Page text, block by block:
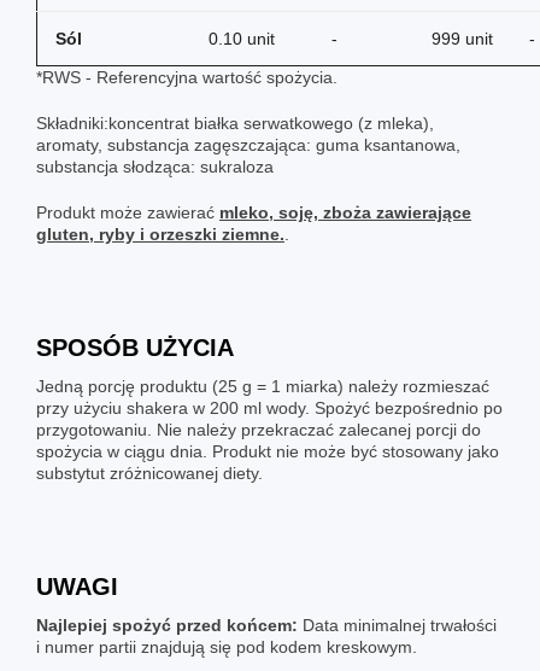
Sól 0.10 unit - 999 unit
-
*RWS - Referencyjna wartość spożycia.
Składniki:koncentrat białka serwatkowego (z mleka),
aromaty, substancja zagęszczająca: guma ksantanowa,
substancja słodząca: sukraloza
Produkt może zawierać mleko, soję, zboża zawierające
gluten, ryby i orzeszki ziemne.
SPOSÓB UŻYCIA
Jedną porcję produktu (25 g = 1 miarka) należy rozmieszać
przy użyciu shakera w 200 ml wody. Spożyć bezpośrednio po
przygotowaniu. Nie należy przekraczać zalecanej porcji do
spożycia w ciągu dnia. Produkt nie może być stosowany jako
substytut zróżnicowanej diety.
UWAGI
Najlepiej spożyć przed końcem: Data minimalnej trwałości
i numer partii znajdują się pod kodem kreskowym.